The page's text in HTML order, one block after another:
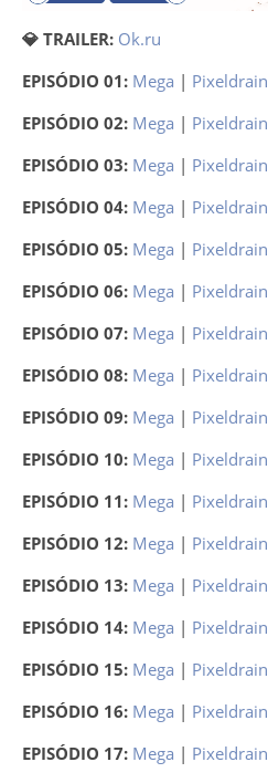
💎 TRAILER: Ok.ru
EPISÓDIO 01: Mega | Pixeldrain
EPISÓDIO 02: Mega | Pixeldrain
EPISÓDIO 03: Mega | Pixeldrain
EPISÓDIO 04: Mega | Pixeldrain
EPISÓDIO 05: Mega | Pixeldrain
EPISÓDIO 06: Mega | Pixeldrain
EPISÓDIO 07: Mega | Pixeldrain
EPISÓDIO 08: Mega | Pixeldrain
EPISÓDIO 09: Mega | Pixeldrain
EPISÓDIO 10: Mega | Pixeldrain
EPISÓDIO 11: Mega | Pixeldrain
EPISÓDIO 12: Mega | Pixeldrain
EPISÓDIO 13: Mega | Pixeldrain
EPISÓDIO 14: Mega | Pixeldrain
EPISÓDIO 15: Mega | Pixeldrain
EPISÓDIO 16: Mega | Pixeldrain
EPISÓDIO 17: Mega | Pixeldrain